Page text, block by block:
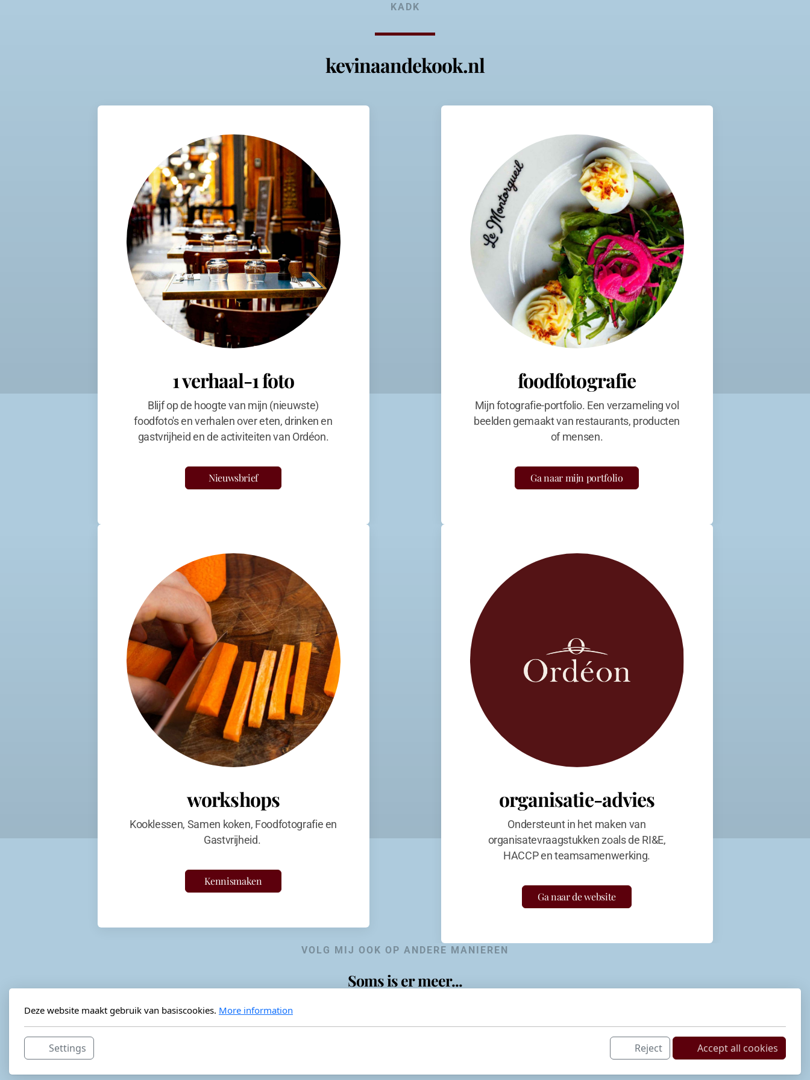
KADK
kevinaandekook.nl
1 verhaal-1 foto
Blijf op de hoogte van mijn (nieuwste)
foodfoto's en verhalen over eten, drinken en
gastvrijheid en de activiteiten van Ordéon.
Nieuwsbrief
foodfotografie
Mijn fotografie-portfolio. Een verzameling vol
beelden gemaakt van restaurants, producten
of mensen.
Ga naar mijn portfolio
workshops
Kooklessen, Samen koken, Foodfotografie en
Gastvrijheid.
Kennismaken
organisatie-advies
Ondersteunt in het maken van
organisatevraagstukken zoals de RI&E,
HACCP en teamsamenwerking.
Ga naar de website
VOLG MIJ OOK OP ANDERE MANIEREN
Soms is er meer...
Deze website maakt gebruik van basiscookies. More information
Settings Reject Accept all cookies